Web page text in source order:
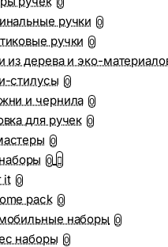
0
ручки 0
ручки 0
из дерева и эко-
стилусы 0
и чернила 0
для ручек 0
0
0
it 0
pack 0
наборы 0
наборы 0